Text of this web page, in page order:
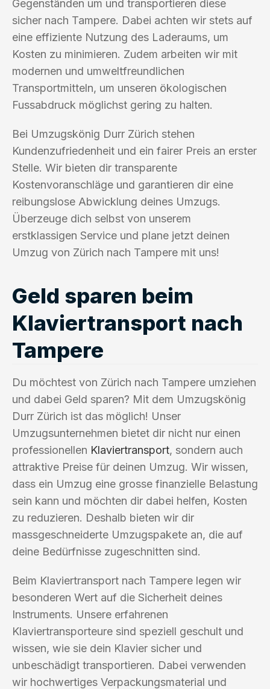
Gegenständen um und transportieren diese
sicher nach Tampere. Dabei achten wir stets auf
eine effiziente Nutzung des Laderaums, um
Kosten zu minimieren. Zudem arbeiten wir mit
modernen und umweltfreundlichen
Transportmitteln, um unseren ökologischen
Fussabdruck möglichst gering zu halten.
Bei Umzugskönig Durr Zürich stehen
Kundenzufriedenheit und ein fairer Preis an erster
Stelle. Wir bieten dir transparente
Kostenvoranschläge und garantieren dir eine
reibungslose Abwicklung deines Umzugs.
Überzeuge dich selbst von unserem
erstklassigen Service und plane jetzt deinen
Umzug von Zürich nach Tampere mit uns!
Geld sparen beim
Klaviertransport nach
Tampere
Du möchtest von Zürich nach Tampere umziehen
und dabei Geld sparen? Mit dem Umzugskönig
Durr Zürich ist das möglich! Unser
Umzugsunternehmen bietet dir nicht nur einen
professionellen Klaviertransport, sondern auch
attraktive Preise für deinen Umzug. Wir wissen,
dass ein Umzug eine grosse finanzielle Belastung
sein kann und möchten dir dabei helfen, Kosten
zu reduzieren. Deshalb bieten wir dir
massgeschneiderte Umzugspakete an, die auf
deine Bedürfnisse zugeschnitten sind.
Beim Klaviertransport nach Tampere legen wir
besonderen Wert auf die Sicherheit deines
Instruments. Unsere erfahrenen
Klaviertransporteure sind speziell geschult und
wissen, wie sie dein Klavier sicher und
unbeschädigt transportieren. Dabei verwenden
wir hochwertiges Verpackungsmaterial und